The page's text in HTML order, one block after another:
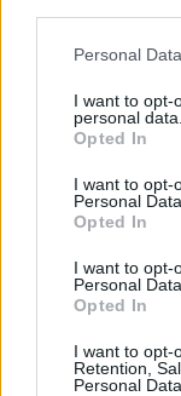
Personal
I want to opt-
personal data.
Opted In
I want to opt-
Personal Data.
Opted In
I want to opt-
Personal
Opted In
I want to opt-
Retention,
Personal
Sieste après 65 ans : la
clé pour préserver votre
Popular Posts
Le passe vaccinal
10 janvier 2022
Covid-19 :